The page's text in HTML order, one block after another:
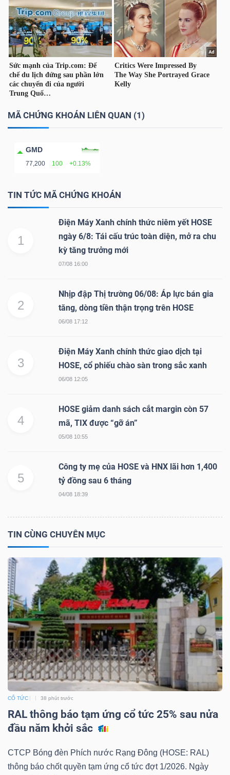
MÃ CHỨNG KHOÁN LIÊN QUAN (1)
GMD
77,200 100 +0.13%
TIN TỨC MÃ CHỨNG KHOÁN
1
Điện Máy Xanh chính thức niêm yết HOSE
ngày 6/8: Tái cấu trúc toàn diện, mở ra chu
kỳ tăng trưởng mới
07/08 16:00
2
Nhịp đập Thị trường 06/08: Áp lực bán gia
tăng, dòng tiền thận trọng trên HOSE
06/08 17:12
3
Điện Máy Xanh chính thức giao dịch tại
HOSE, cổ phiếu chào sàn trong sắc xanh
06/08 12:05
4
HOSE giảm danh sách cắt margin còn 57
mã, TIX được “gỡ án”
05/08 10:55
5
Công ty mẹ của HOSE và HNX lãi hơn 1,400
tỷ đồng sau 6 tháng
04/08 18:39
TIN CÙNG CHUYÊN MỤC
CỔ TỨC 38 phút trước
RAL thông báo tạm ứng cổ tức 25% sau nửa
đầu năm khởi sắc
CTCP Bóng đèn Phích nước Rạng Đông (HOSE: RAL)
thông báo chốt quyền tạm ứng cổ tức đợt 1/2026. Ngày
YẾU
TIÊU
DÙNG
THIẾT
YẾU
CÔNG
VỤ
BẤT
ĐỘNG
SẢN
chứng
khoán
Tất cả Cổ phiếu Chỉ số Chứng chỉ quỹ Chứng